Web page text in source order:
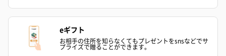
eギフト
お相手の住所を知らなくてもプレゼントをsnsなどでサ
プライズで贈ることができます。